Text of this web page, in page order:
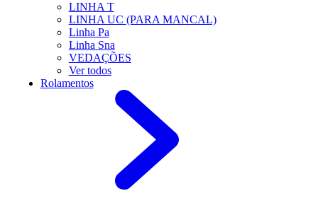
LINHA T
LINHA UC (PARA MANCAL)
Linha Pa
Linha Sna
VEDAÇÕES
Ver todos
Rolamentos